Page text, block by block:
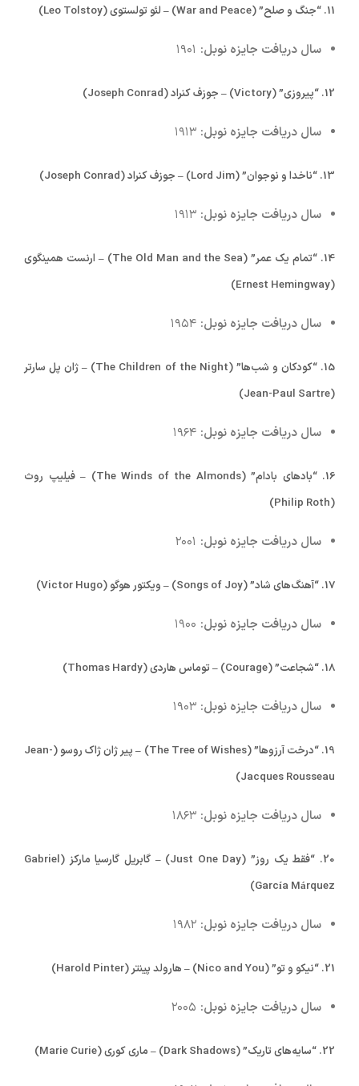
11. “جنگ و صلح” (War and Peace) – لئو تولستوی (Leo Tolstoy)
سال دریافت جایزه نوبل:
12. “پیروزی” (Victory) – جوزف کنراد (Joseph Conrad)
سال دریافت جایزه نوبل:
13. “ناخدا و نوجوان” (Lord Jim) – جوزف کنراد (Joseph Conrad)
سال دریافت جایزه نوبل:
14.
“تمام یک عمر” (The Old Man and the Sea) – ارنست همینگوی
(Ernest Hemingway)
سال دریافت جایزه نوبل:
15.
“کودکان و شب‌ها” (The Children of the Night) – ژان پل سارتر
(Jean-Paul Sartre)
سال دریافت جایزه نوبل:
16.
“بادهای بادام” (The Winds of the Almonds) – فیلیپ روث
(Philip Roth)
سال دریافت جایزه نوبل:
17. “آهنگ‌های شاد” (Songs of Joy) – ویکتور هوگو (Victor Hugo)
سال دریافت جایزه نوبل:
18. “شجاعت” (Courage) – توماس هاردی (Thomas Hardy)
سال دریافت جایزه نوبل:
19.
“درخت آرزوها” (The Tree of Wishes) – پیر ژان ژاک روسو (Jean-
Jacques Rousseau)
سال دریافت جایزه نوبل:
20.
“فقط یک روز” (Just One Day) – گابریل گارسیا مارکز (Gabriel
García Márquez)
سال دریافت جایزه نوبل:
21. “نیکو و تو” (Nico and You) – هارولد پینتر (Harold Pinter)
سال دریافت جایزه نوبل:
22. “سایه‌های تاریک” (Dark Shadows) – ماری کوری (Marie Curie)